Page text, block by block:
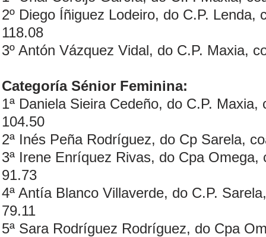
2º Diego Íñiguez Lodeiro, do C.P. Lenda,
118.08
3º Antón Vázquez Vidal, do C.P. Maxia,
Categoría Sénior Feminina:
1ª Daniela Sieira Cedeño, do C.P.
104.50
2ª Inés Peña Rodríguez, do Cp Sarela,
3ª Irene Enríquez Rivas, do Cpa Omega,
91.73
4ª Antía Blanco Villaverde, do C.P.
79.11
5ª Sara Rodríguez Rodríguez, do Cpa